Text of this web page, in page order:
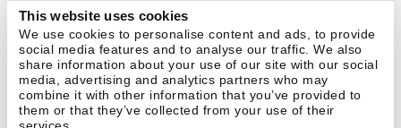
This website uses cookies
We use cookies to personalise content and ads, to provide
social media features and to analyse our traffic. We also
share information about your use of our site with our social
media, advertising and analytics partners who may
combine it with other information that you’ve provided to
them or that they’ve collected from your use of their
Policy anticorruzione
Contratto di licenza B2C
Cookies
Contatti Chi siamo Partner Blog Centro risorse Comunicati stampa
Securelist Eugene Personal Blog Encyclopedia